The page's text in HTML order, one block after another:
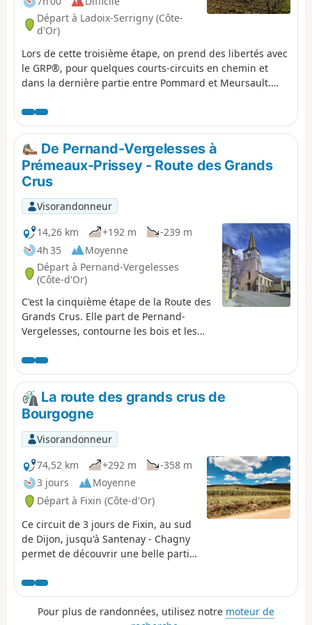
Les lignes jaunes et rouges (YR) indiquant le RDGC
facilitent l'orientation.
Départ à Ladoix-Serrigny (Côte-
d'Or)
Lors de cette troisième étape, on prend des libertés avec
le GRP®, pour quelques courts-circuits en chemin et
dans la dernière partie entre Pommard et Meursault.
panoramas sont au rendez-vous.
De Pernand-Vergelesses à
Prémeaux-Prissey - Route des Grands
Crus
Visorandonneur
14,26 km
+192 m
-239 m
4h 35
Moyenne
Départ à Pernand-Vergelesses
(Côte-d'Or)
C'est la cinquième étape de la Route des
Grands Crus. Elle part de Pernand-
Vergelesses, contourne les bois et les
lès-Villers et Villers-la-Faye, puis fait le
tour de la carrière et descend vers
Prémeaux-Prissey. Elle est accessible aux
chiens et traverse des vignobles et la
campagne.
La route des grands crus de
Bourgogne
Visorandonneur
74,52 km
+292 m
-358 m
3 jours
Moyenne
Départ à Fixin (Côte-d'Or)
Ce circuit de 3 jours de Fixin, au sud
de Dijon, jusqu'à Santenay - Chagny
permet de découvrir une belle partie
villages et villes traversés ont leur
propre histoire liée autant à celle de
France qu'à celle du vin. Au mois de
Pour plus de randonnées, utilisez notre moteur de